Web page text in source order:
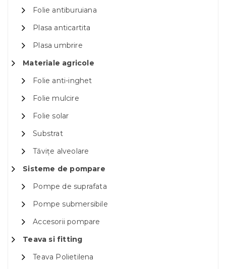
Folie antiburuiana
Plasa anticartita
Plasa umbrire
Materiale agricole
Folie anti-inghet
Folie mulcire
Folie solar
Substrat
Tăvițe alveolare
Sisteme de pompare
Pompe de suprafata
Pompe submersibile
Accesorii pompare
Teava si fitting
Teava Polietilena